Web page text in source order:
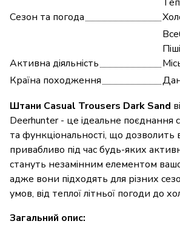
Сезон та погода
Активна діяльність
Країна походження
Штани Casual Trousers Dark Sand
Deerhunter - це ідеальне
та функціональності, що дозволить
привабливо під час будь-яких
стануть незамінним елементом
адже вони підходять для різних
умов, від теплої літньої погоди до
Загальний опис: